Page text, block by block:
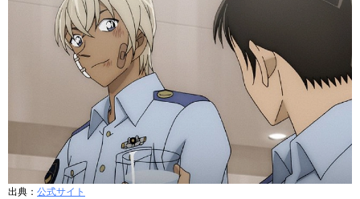
出典： 公式サイト